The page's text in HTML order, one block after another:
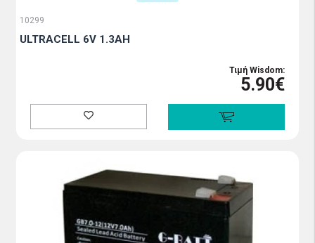
10299
ULTRACELL 6V 1.3AH
Τιμή Wisdom:
5.90€